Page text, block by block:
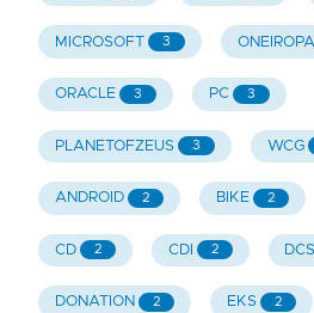
MICROSOFT 3
ORACLE 3 PC 3
PLANETOFZEUS 3 WCG
ANDROID 2 BIKE 2
CD 2 CDI 2 DCS
DONATION 2 EKS 2